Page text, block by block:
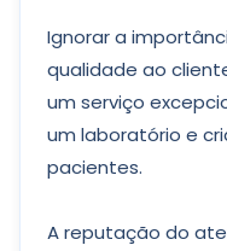
Ignorar a
qualidade ao
um serviço
um laboratório e
pacientes.
A reputação do